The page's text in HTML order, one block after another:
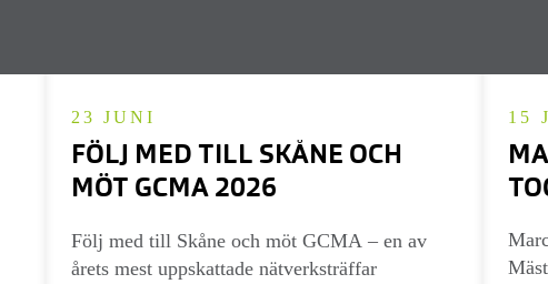
FÖLJ MED TILL SKÅNE OCH
MÖT GCMA 2026
23 JUNI
Följ med till Skåne och möt GCMA – en av
årets mest uppskattade nätverksträffar
15